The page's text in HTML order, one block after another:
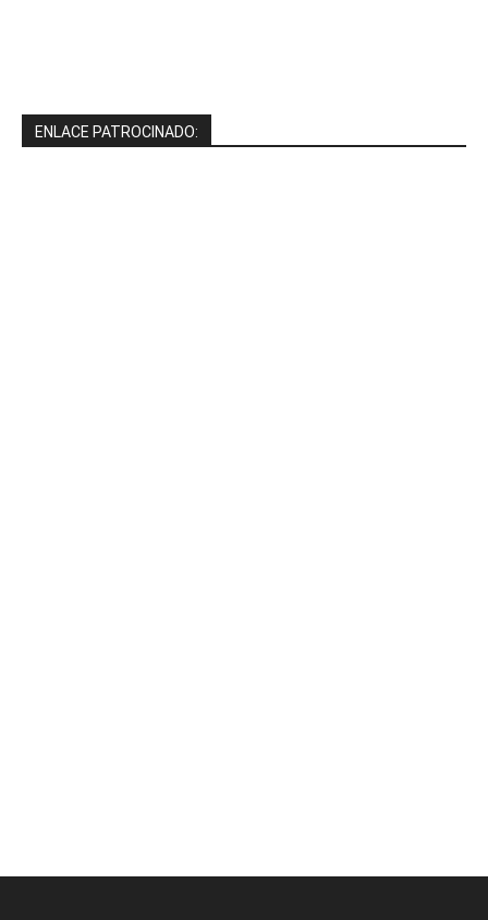
ENLACE PATROCINADO: